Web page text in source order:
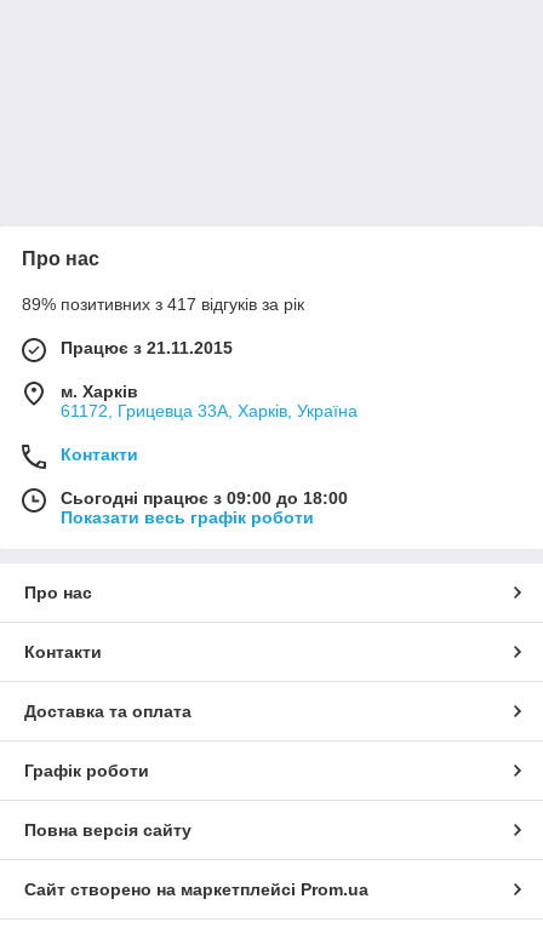
Про нас
89% позитивних з 417 відгуків за рік
Працює з 21.11.2015
м. Харків
61172, Грицевца 33А, Харків, Україна
Контакти
Сьогодні працює з 09:00 до 18:00
Показати весь графік роботи
Про нас
Контакти
Доставка та оплата
Графік роботи
Повна версія сайту
Сайт створено на маркетплейсі Prom.ua